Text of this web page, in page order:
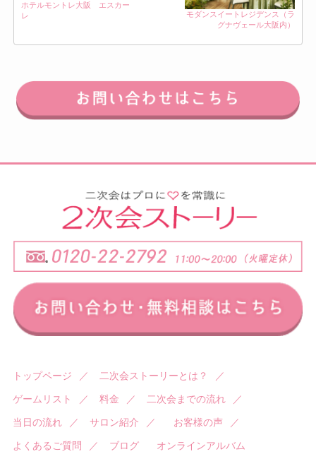
ホテルモントレ大阪 エスカー
レ
モダンスイートレジデンス（ラ
グナヴェール大阪内）
トップページ ／ 二次会ストーリーとは？ ／
ゲームリスト ／ 料金 ／ 二次会までの流れ ／
当日の流れ ／ サロン紹介 ／ お客様の声 ／
よくあるご質問 ／ ブログ オンラインアルバム